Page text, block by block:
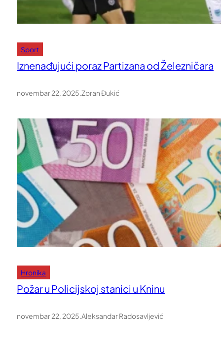
Sport
Iznenađujući poraz Partizana od Železničara
novembar 22, 2025.Zoran Đukić
Hronika
Požar u Policijskoj stanici u Kninu
novembar 22, 2025.Aleksandar Radosavljević